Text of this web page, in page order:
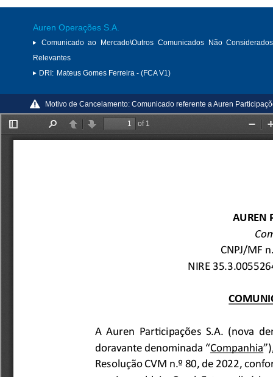
Auren Operações S.A.
Comunicado ao Mercado\Outros Comunicados Não
Relevantes
DRI: Mateus Gomes Ferreira - (FCA V1)
Motivo de Cancelamento: Comunicado referente a Auren